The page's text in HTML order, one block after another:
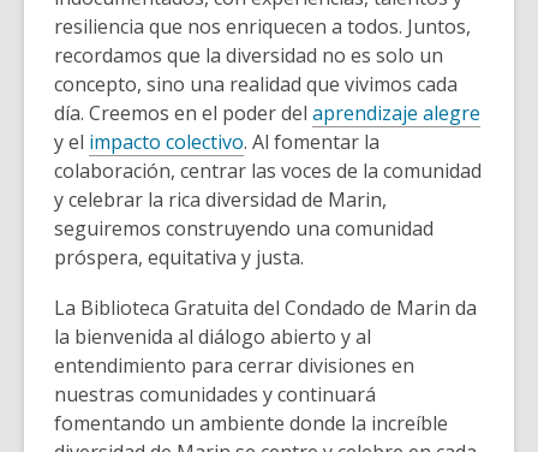
resiliencia que nos enriquecen a todos. Juntos,
recordamos que la diversidad no es solo un
concepto, sino una realidad que vivimos cada
día. Creemos en el poder del aprendizaje alegre
y el impacto colectivo. Al fomentar la
colaboración, centrar las voces de la comunidad
y celebrar la rica diversidad de Marin,
seguiremos construyendo una comunidad
próspera, equitativa y justa.
La Biblioteca Gratuita del Condado de Marin da
la bienvenida al diálogo abierto y al
entendimiento para cerrar divisiones en
nuestras comunidades y continuará
fomentando un ambiente donde la increíble